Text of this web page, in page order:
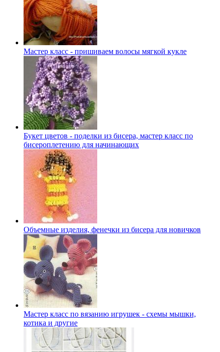
Мастер класс - пришиваем волосы мягкой кукле
Букет цветов - поделки из бисера, мастер класс по
бисероплетению для начинающих
Объемные изделия, фенечки из бисера для новичков
Мастер класс по вязанию игрушек - схемы мышки,
котика и другие